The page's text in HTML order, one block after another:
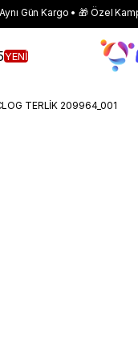
Gün Kargo • 🎁 Özel
YENİ
TERLİK 209964_001